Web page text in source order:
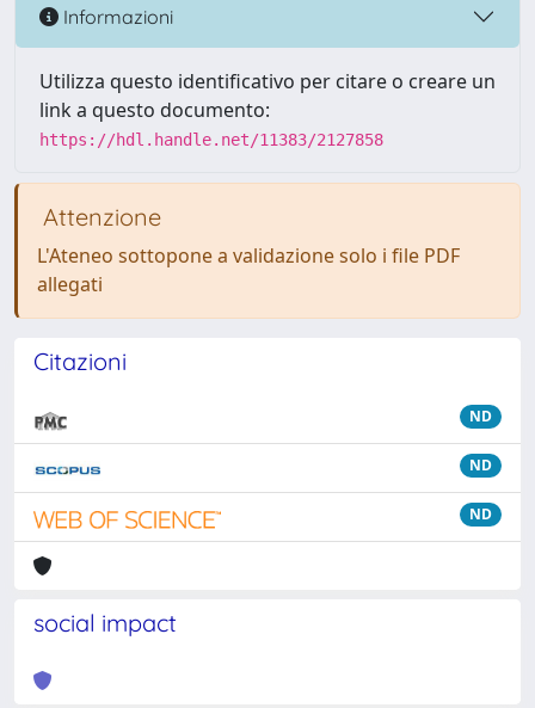
Informazioni
Utilizza questo identificativo per citare o creare un
link a questo documento:
https://hdl.handle.net/11383/2127858
Attenzione
L'Ateneo sottopone a validazione solo i file PDF
allegati
Citazioni
ND
ND
ND
social impact